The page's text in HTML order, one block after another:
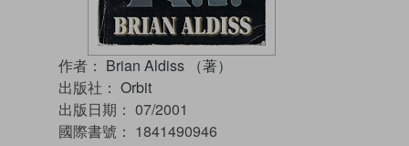
作者： Brian Aldiss （著）
出版社： Orbit
出版日期： 07/2001
國際書號： 1841490946